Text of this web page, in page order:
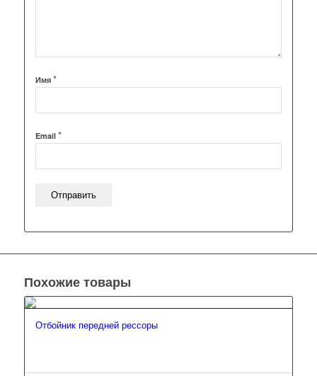
Имя *
Email *
Похожие товары
Отбойник передней рессоры